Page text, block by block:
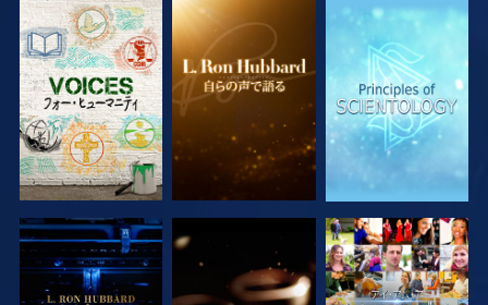
シリーズを探求 シリーズを探求 シリーズを探求
シリーズを探求 シリーズを探求 観る